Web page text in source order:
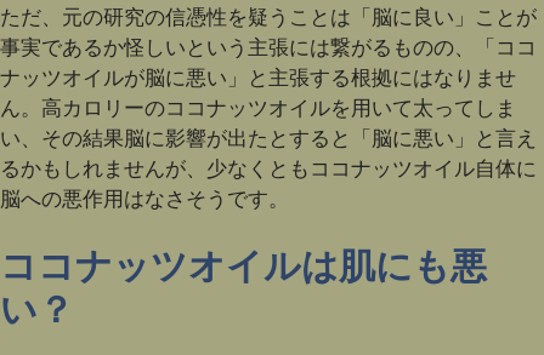
ただ、元の研究の信憑性を疑うことは「脳に良い」ことが
事実であるか怪しいという主張には繋がるものの、「ココ
ナッツオイルが脳に悪い」と主張する根拠にはなりませ
ん。高カロリーのココナッツオイルを用いて太ってしま
い、その結果脳に影響が出たとすると「脳に悪い」と言え
るかもしれませんが、少なくともココナッツオイル自体に
脳への悪作用はなさそうです。
ココナッツオイルは肌にも悪
い？